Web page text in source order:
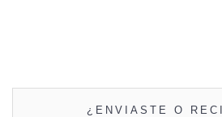
¿ENVIASTE O